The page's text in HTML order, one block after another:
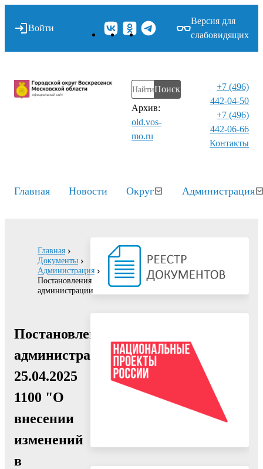
Войти
Версия для
слабовидящих
Поиск
Архив:
old.vos-
mo.ru
+7 (496)
442-04-50
+7 (496)
442-06-66
Контакты⁠
Главная Новости Округ Администрация
Главная
Документы
Администрация
Постановления
администрации
Постановление
администрации
25.04.2025
1100 "О
внесении
изменений
в